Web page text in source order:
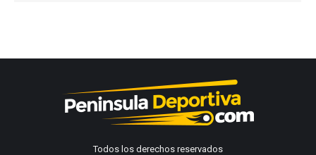
Todos los derechos reservados